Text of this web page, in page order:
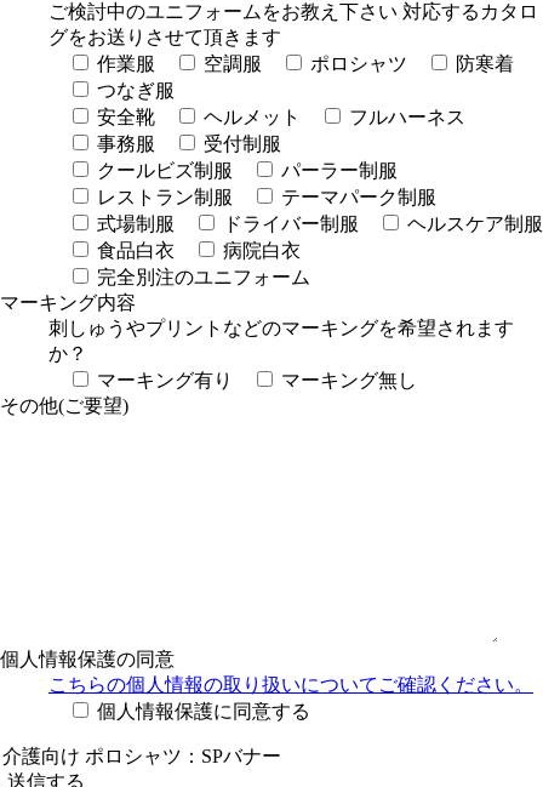
ご検討中のユニフォームをお教え下さい 対応するカタロ
グをお送りさせて頂きます
作業服
空調服 ポロシャツ
防寒着
つなぎ服
安全靴
ヘルメット
フルハーネス
事務服
受付制服
クールビズ制服
パーラー制服
レストラン制服
テーマパーク制服
式場制服
ドライバー制服
ヘルスケア制服
食品白衣
病院白衣
完全別注のユニフォーム
マーキング内容
刺しゅうやプリントなどのマーキングを希望されます
か？
マーキング有り
マーキング無し
その他(ご要望)
個人情報保護の同意
こちらの個人情報の取り扱いについてご確認ください。
個人情報保護に同意する